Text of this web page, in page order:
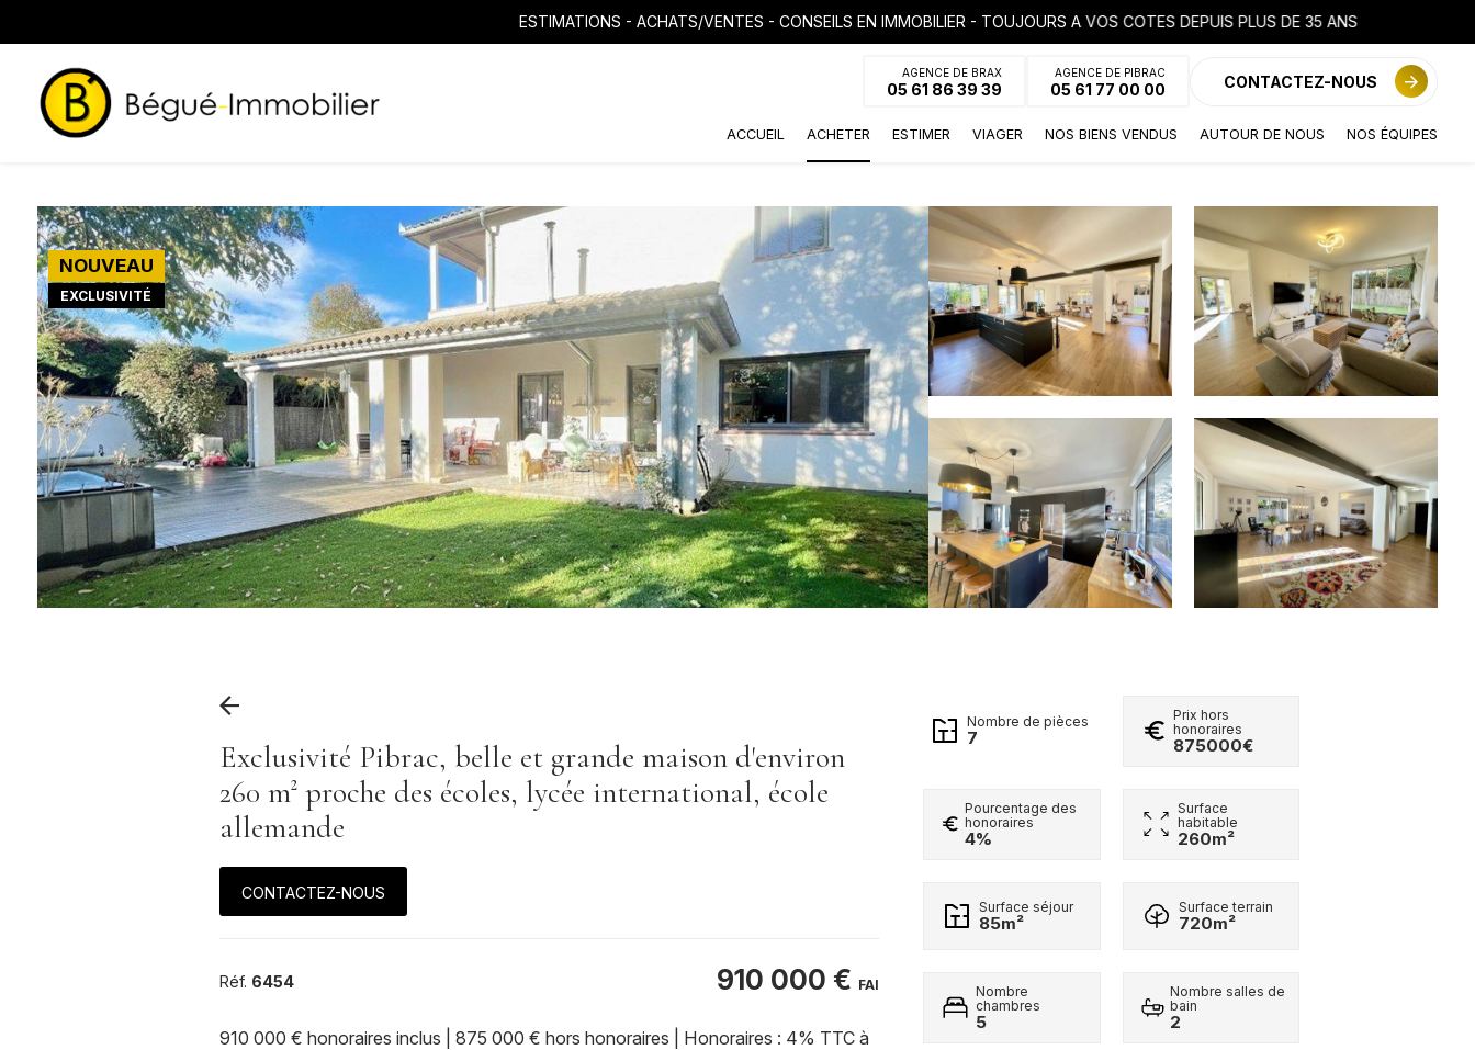
AGENCE DE BRAX
05 61 86 39 39
AGENCE DE PIBRAC
05 61 77 00 00 CONTACTEZ-NOUS
ACCUEIL ACHETER ESTIMER VIAGER NOS BIENS VENDUS AUTOUR DE NOUS NOS ÉQUIPES
NOUVEAU
EXCLUSIVITÉ
Exclusivité Pibrac, belle et grande maison d'environ
260 m² proche des écoles, lycée international, école
allemande
CONTACTEZ-NOUS
Réf. 6454 910 000 € FAI
910 000 € honoraires inclus | 875 000 € hors honoraires | Honoraires : 4% TTC à
Nombre de pièces
7
Prix hors
honoraires
875000€
Pourcentage des
honoraires
4%
Surface
habitable
260m²
Surface séjour
85m²
Surface terrain
720m²
Nombre
chambres
5
Nombre salles de
bain
2